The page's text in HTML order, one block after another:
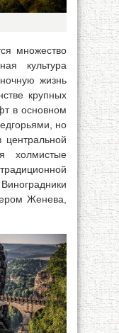
множество
культура
жизнь
крупных
в основном
но
холмистые
Женева,